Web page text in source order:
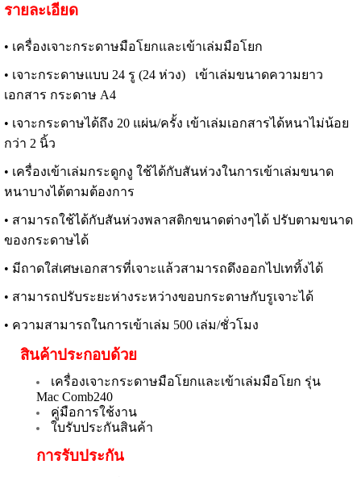
รายละเอียด
• เครื่องเจาะกระดาษมือโยกและเข้าเล่มมือโยก
• เจาะกระดาษแบบ 24 รู (24 ห่วง) เข้าเล่มขนาดความยาว
เอกสาร กระดาษ A4
• เจาะกระดาษได้ถึง 20 แผ่น/ครั้ง เข้าเล่มเอกสารได้หนาไม่น้อย
กว่า 2 นิ้ว
• เครื่องเข้าเล่มกระดูกงู ใช้ได้กับสันห่วงในการเข้าเล่มขนาด
หนาบางได้ตามต้องการ
• สามารถใช้ได้กับสันห่วงพลาสติกขนาดต่างๆได้ ปรับตามขนาด
ของกระดาษได้
• มีถาดใส่เศษเอกสารที่เจาะแล้วสามารถดึงออกไปเททิ้งได้
• สามารถปรับระยะห่างระหว่างขอบกระดาษกับรูเจาะได้
• ความสามารถในการเข้าเล่ม 500 เล่ม/ชั่วโมง
สินค้าประกอบด้วย
เครื่องเจาะกระดาษมือโยกและเข้าเล่มมือโยก รุ่น
Mac Comb240
คู่มือการใช้งาน
ใบรับประกันสินค้า
การรับประกัน